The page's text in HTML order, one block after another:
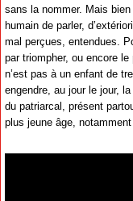
sans la nommer. Mais
humain de parler,
mal perçues, entendues.
par triompher, ou encore le
n’est pas à un enfant de
engendre, au jour le jour,
du patriarcal, présent
plus jeune âge, notamment